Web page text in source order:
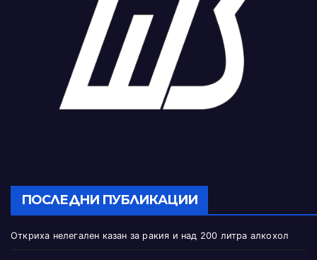
ПОСЛЕДНИ ПУБЛИКАЦИИ
Откриха нелегален казан за ракия и над 200 литра алкохол